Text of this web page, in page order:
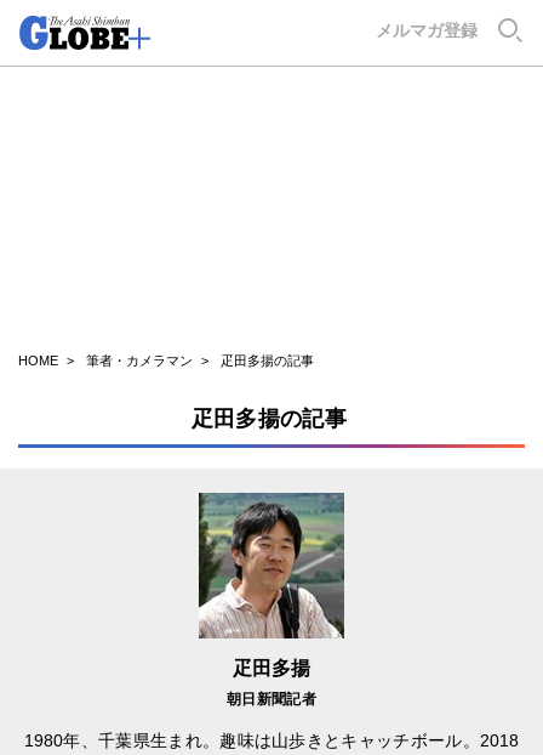
メルマガ登録
HOME 筆者・カメラマン 疋田多揚の記事
疋田多揚の記事
疋田多揚
朝日新聞記者
1980年、千葉県生まれ。趣味は山歩きとキャッチボール。2018